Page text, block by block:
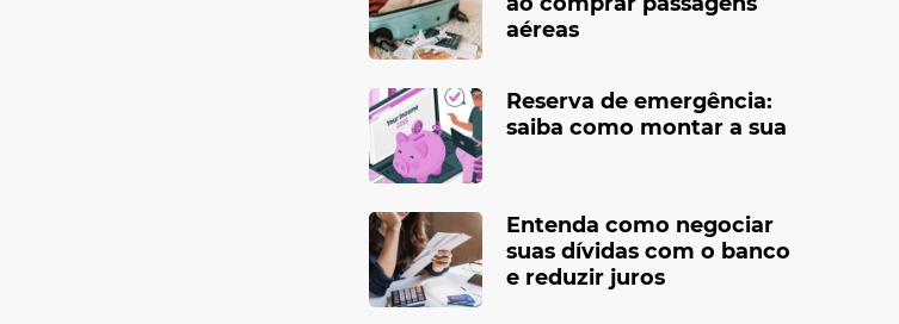
aéreas
Reserva de emergência:
saiba como montar a sua
Entenda como negociar
suas dívidas com o banco
e reduzir juros